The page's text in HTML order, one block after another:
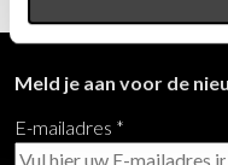
Meld je aan voor de
E-mailadres *